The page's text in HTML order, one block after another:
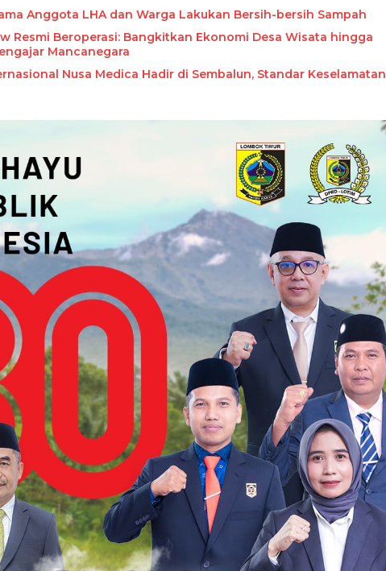
Anggota LHA dan Warga Lakukan Bersih-bersih Sampah
Resmi Beroperasi: Bangkitkan Ekonomi Desa Wisata hingga
Mancanegara
Nusa Medica Hadir di Sembalun, Standar Keselamatan